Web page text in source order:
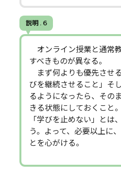
説明 . 6
オンライン授業と通常
すべきものが異なる。
まず何よりも優先させ
びを継続させること」そ
るようになったら、その
きる状態にしておくこと。
「学びを止めない」とは
う。よって、必要以上に
とを心がける。